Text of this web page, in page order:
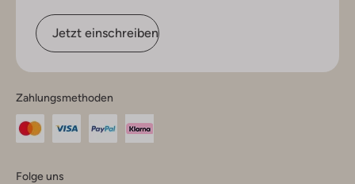
Jetzt einschreiben
Zahlungsmethoden
Folge uns